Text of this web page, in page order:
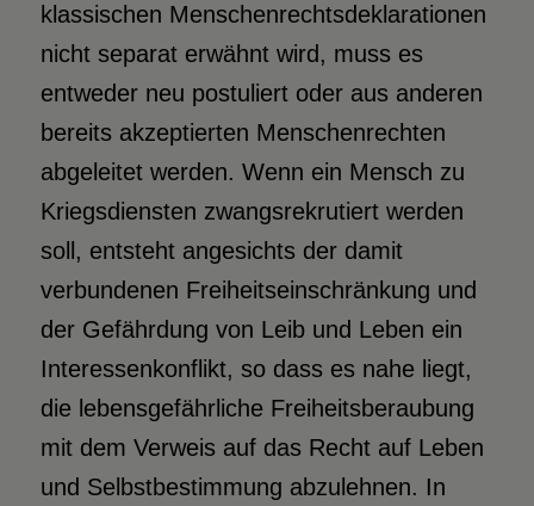
klassischen Menschenrechtsdeklarationen
nicht separat erwähnt wird, muss es
entweder neu postuliert oder aus anderen
bereits akzeptierten Menschenrechten
abgeleitet werden. Wenn ein Mensch zu
Kriegsdiensten zwangsrekrutiert werden
soll, entsteht angesichts der damit
verbundenen Freiheitseinschränkung und
der Gefährdung von Leib und Leben ein
Interessenkonflikt, so dass es nahe liegt,
die lebensgefährliche Freiheitsberaubung
mit dem Verweis auf das Recht auf Leben
und Selbstbestimmung abzulehnen. In